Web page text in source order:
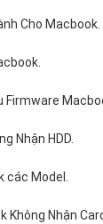
Cho Macbook.
Firmware
Nhận HDD.
các Model.
Không Nhận